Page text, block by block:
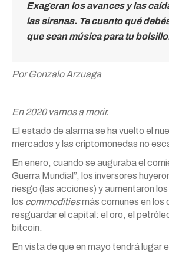
Exageran los avances y las
las sirenas. Te cuento qué
que sean música para tu
Por Gonzalo Arzuaga
En 2020 vamos a morir.
El estado de alarma se ha vuelto el
mercados y las criptomonedas no
En enero, cuando se auguraba el
Guerra Mundial”, los inversores
riesgo (las acciones) y aumentaron
los commoditiesmás comunes en los
resguardar el capital: el oro, el
bitcoin.
En vista de que en mayo tendrá lugar